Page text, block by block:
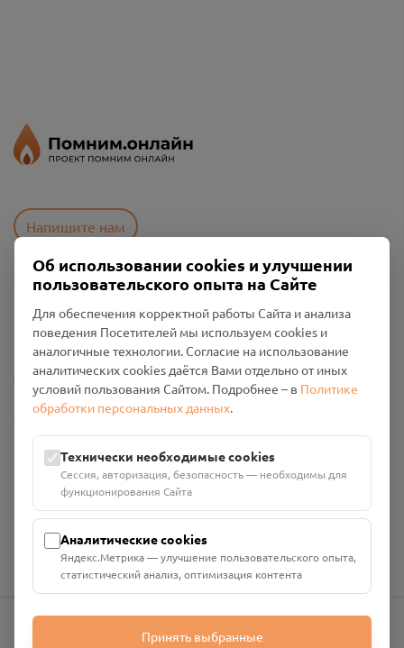
Напишите нам
Политика конфиденциальности
Промо-материалы
Настройки cookies
Общество с ограниченной ответственностью «Смоленский
Проект Помним»
ИНН: 6700029207 ОГРН: 1256700001986
Юридический адрес: 216790, Смоленская область, р-н
Руднянский, г. Рудня, улица Западная, д. 26А, пом. 18
Номер счёта: 40702810901130004287 в АО "АЛЬФА-БАНК"
Об использовании cookies и улучшении
пользовательского опыта на Сайте
Для обеспечения корректной работы Сайта и анализа
поведения Посетителей мы используем cookies и
аналогичные технологии. Согласие на использование
аналитических cookies даётся Вами отдельно от иных
условий пользования Сайтом. Подробнее – в Политике
обработки персональных данных.
Технически необходимые cookies
Сессия, авторизация, безопасность — необходимы для
функционирования Сайта
Аналитические cookies
Яндекс.Метрика — улучшение пользовательского опыта,
статистический анализ, оптимизация контента
Принять выбранные